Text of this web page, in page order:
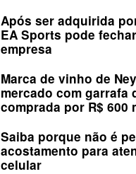
Após ser adquirida
EA Sports pode
empresa
Marca de vinho de
mercado com garrafa
comprada por R$ 600
Saiba porque não é
acostamento para
celular